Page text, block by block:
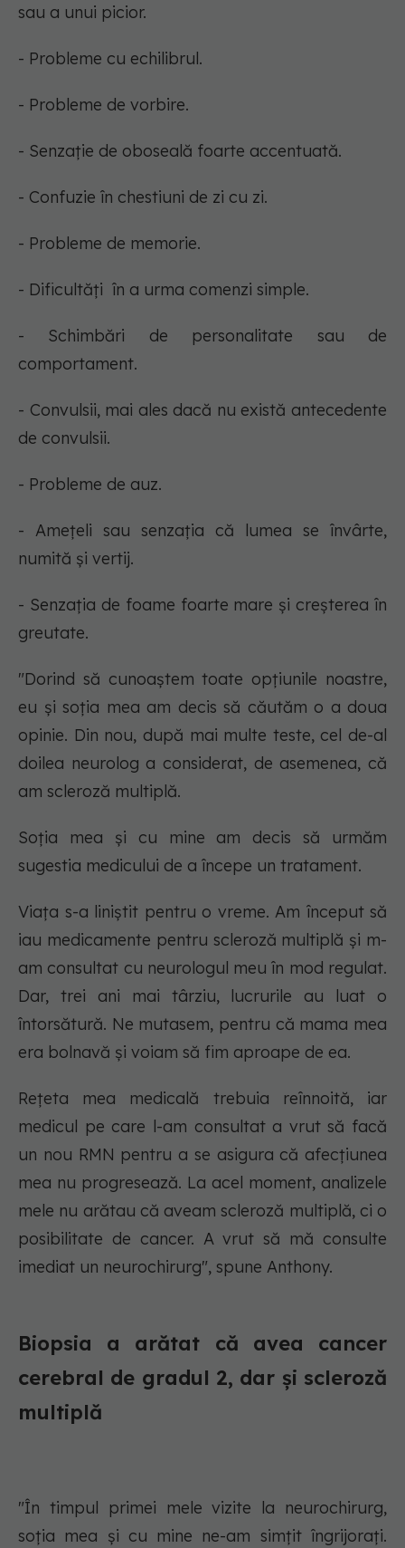
sau a unui picior.
- Probleme cu echilibrul.
- Probleme de vorbire.
- Senzație de oboseală foarte accentuată.
- Confuzie în chestiuni de zi cu zi.
- Probleme de memorie.
- Dificultăți în a urma comenzi simple.
- Schimbări de personalitate sau de
comportament.
- Convulsii, mai ales dacă nu există antecedente
de convulsii.
- Probleme de auz.
- Amețeli sau senzația că lumea se învârte,
numită și vertij.
- Senzația de foame foarte mare și creșterea în
greutate.
"Dorind să cunoaștem toate opțiunile noastre,
eu și soția mea am decis să căutăm o a doua
opinie. Din nou, după mai multe teste, cel de-al
doilea neurolog a considerat, de asemenea, că
am scleroză multiplă.
Soția mea și cu mine am decis să urmăm
sugestia medicului de a începe un tratament.
Viața s-a liniștit pentru o vreme. Am început să
iau medicamente pentru scleroză multiplă și m-
am consultat cu neurologul meu în mod regulat.
Dar, trei ani mai târziu, lucrurile au luat o
întorsătură. Ne mutasem, pentru că mama mea
era bolnavă și voiam să fim aproape de ea.
Rețeta mea medicală trebuia reînnoită, iar
medicul pe care l-am consultat a vrut să facă
un nou RMN pentru a se asigura că afecțiunea
mea nu progresează. La acel moment, analizele
mele nu arătau că aveam scleroză multiplă, ci o
posibilitate de cancer. A vrut să mă consulte
imediat un neurochirurg", spune Anthony.
Biopsia a arătat că avea cancer
cerebral de gradul 2, dar și scleroză
multiplă
"În timpul primei mele vizite la neurochirurg,
soția mea și cu mine ne-am simțit îngrijorați.